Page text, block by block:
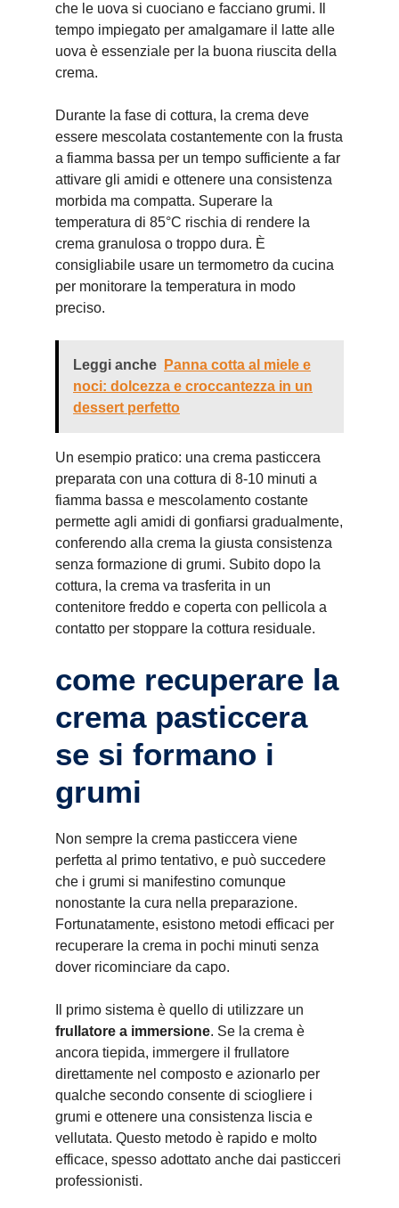
che le uova si cuociano e facciano grumi. Il
tempo impiegato per amalgamare il latte alle
uova è essenziale per la buona riuscita della
crema.
Durante la fase di cottura, la crema deve
essere mescolata costantemente con la frusta
a fiamma bassa per un tempo sufficiente a far
attivare gli amidi e ottenere una consistenza
morbida ma compatta. Superare la
temperatura di 85°C rischia di rendere la
crema granulosa o troppo dura. È
consigliabile usare un termometro da cucina
per monitorare la temperatura in modo
preciso.
Leggi anche
Panna cotta al miele e
noci: dolcezza e croccantezza in un
dessert perfetto
Un esempio pratico: una crema pasticcera
preparata con una cottura di 8-10 minuti a
fiamma bassa e mescolamento costante
permette agli amidi di gonfiarsi gradualmente,
conferendo alla crema la giusta consistenza
senza formazione di grumi. Subito dopo la
cottura, la crema va trasferita in un
contenitore freddo e coperta con pellicola a
contatto per stoppare la cottura residuale.
come recuperare la
crema pasticcera
se si formano i
grumi
Non sempre la crema pasticcera viene
perfetta al primo tentativo, e può succedere
che i grumi si manifestino comunque
nonostante la cura nella preparazione.
Fortunatamente, esistono metodi efficaci per
recuperare la crema in pochi minuti senza
dover ricominciare da capo.
Il primo sistema è quello di utilizzare un
frullatore a immersione. Se la crema è
ancora tiepida, immergere il frullatore
direttamente nel composto e azionarlo per
qualche secondo consente di sciogliere i
grumi e ottenere una consistenza liscia e
vellutata. Questo metodo è rapido e molto
efficace, spesso adottato anche dai pasticceri
professionisti.